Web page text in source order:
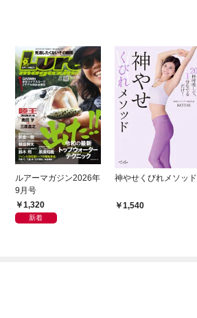
ルアーマガジン2026年
9月号
1,320
新着
神やせくびれメソッド
1,540